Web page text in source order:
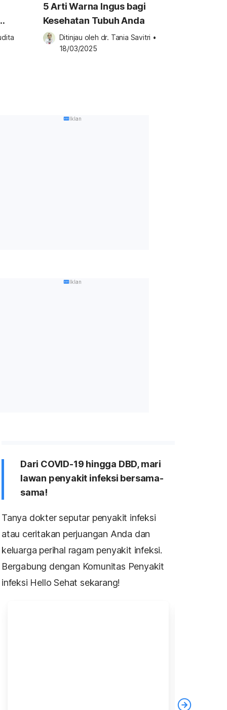
5 Arti Warna Ingus bagi
Kesehatan Tubuh Anda
Ditinjau oleh dr. Tania Savitri •
18/03/2025
Iklan
Iklan
Dari COVID-19 hingga DBD, mari
lawan penyakit infeksi bersama-
sama!
Tanya dokter seputar penyakit infeksi
atau ceritakan perjuangan Anda dan
keluarga perihal ragam penyakit infeksi.
Bergabung dengan Komunitas Penyakit
infeksi Hello Sehat sekarang!